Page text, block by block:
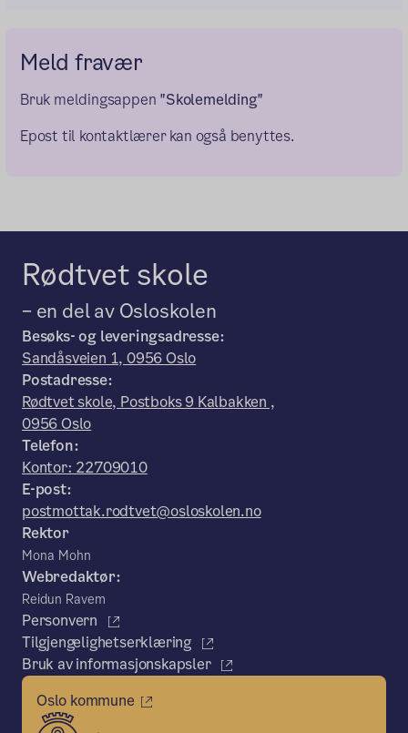
Meld fravær
Bruk meldingsappen "Skolemelding"
Epost til kontaktlærer kan også benyttes.
Rødtvet skole
– en del av Osloskolen
Besøks- og leveringsadresse:
Sandåsveien 1, 0956 Oslo
Postadresse:
Rødtvet skole, Postboks 9 Kalbakken ,
0956 Oslo
Telefon:
Kontor: 22709010
E-post:
postmottak.rodtvet@osloskolen.no
Rektor
Mona Mohn
Webredaktør:
Reidun Ravem
Personvern
Tilgjengelighetserklæring
Bruk av informasjonskapsler
Oslo kommune